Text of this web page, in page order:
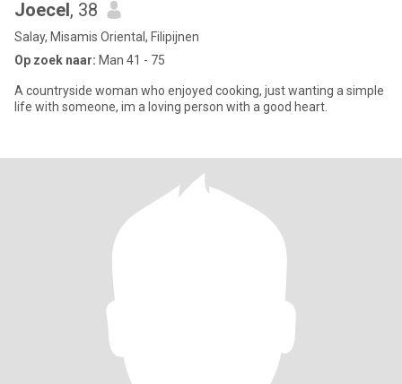
Joecel, 38
Salay, Misamis Oriental, Filipijnen
Op zoek naar: Man 41 - 75
A countryside woman who enjoyed cooking, just wanting a simple
life with someone, im a loving person with a good heart.